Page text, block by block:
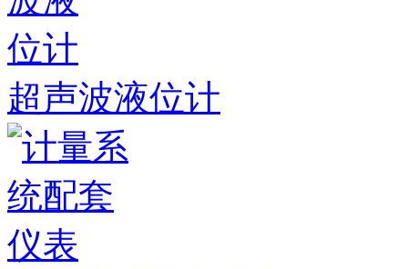
超声波液位计